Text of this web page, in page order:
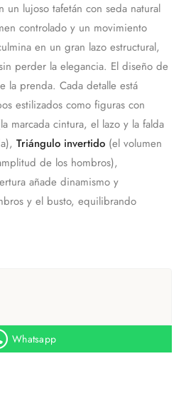
lujoso tafetán con seda natural
controlado y un movimiento
en un gran lazo estructural,
perder la elegancia. El diseño de
la prenda. Cada detalle está
estilizados como figuras con
marcada cintura, el lazo y la falda
Triángulo invertido (el volumen
de los hombros),
añade dinamismo y
y el busto, equilibrando
Whatsapp